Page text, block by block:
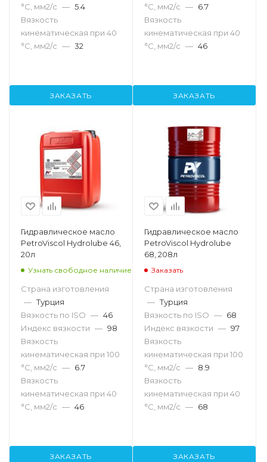
°С, мм2/с — 5.4
Вязкость
кинематическая при 40
°С, мм2/с — 32
ЗАКАЗАТЬ
°С, мм2/с — 6.7
Вязкость
кинематическая при 40
°С, мм2/с — 46
ЗАКАЗАТЬ
Гидравлическое масло
PetroViscol Hydrolube 46,
20л
Узнать свободное наличие
Страна изготовления
— Турция
Вязкость по ISO — 46
Индекс вязкости — 98
Вязкость
кинематическая при 100
°С, мм2/с — 6.7
Вязкость
кинематическая при 40
°С, мм2/с — 46
ЗАКАЗАТЬ
Гидравлическое масло
PetroViscol Hydrolube
68, 208л
Заказать
Страна изготовления
— Турция
Вязкость по ISO — 68
Индекс вязкости — 97
Вязкость
кинематическая при 100
°С, мм2/с — 8.9
Вязкость
кинематическая при 40
°С, мм2/с — 68
ЗАКАЗАТЬ